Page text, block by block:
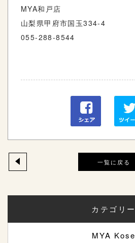
MYA和戸店
山梨県甲府市国玉334-4
055-288-8544
一覧に戻る
カテゴリー
MYA Kose